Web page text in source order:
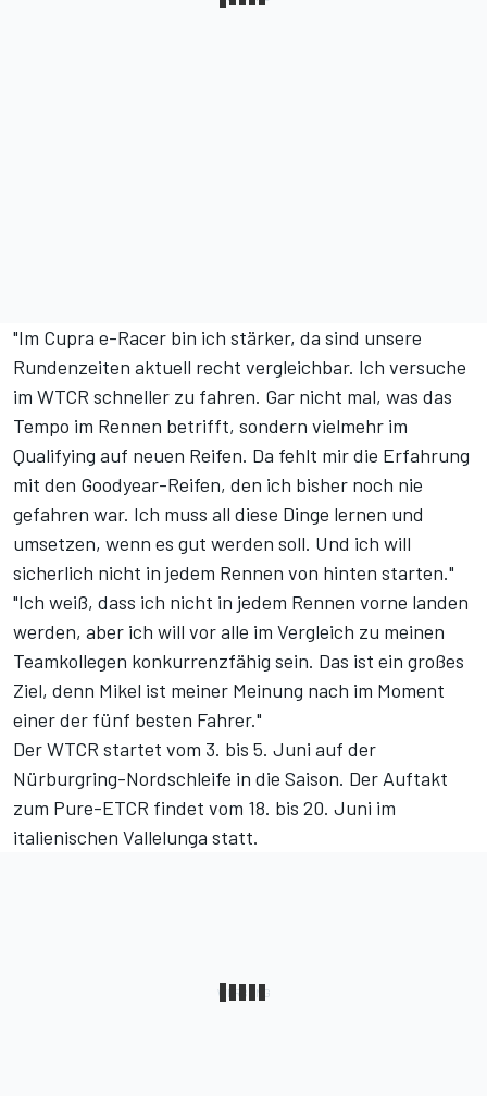
"Im Cupra e-Racer bin ich stärker, da sind unsere
Rundenzeiten aktuell recht vergleichbar. Ich versuche
im WTCR schneller zu fahren. Gar nicht mal, was das
Tempo im Rennen betrifft, sondern vielmehr im
Qualifying auf neuen Reifen. Da fehlt mir die Erfahrung
mit den Goodyear-Reifen, den ich bisher noch nie
gefahren war. Ich muss all diese Dinge lernen und
umsetzen, wenn es gut werden soll. Und ich will
sicherlich nicht in jedem Rennen von hinten starten."
"Ich weiß, dass ich nicht in jedem Rennen vorne landen
werden, aber ich will vor alle im Vergleich zu meinen
Teamkollegen konkurrenzfähig sein. Das ist ein großes
Ziel, denn Mikel ist meiner Meinung nach im Moment
einer der fünf besten Fahrer."
Der WTCR startet vom 3. bis 5. Juni auf der
Nürburgring-Nordschleife in die Saison. Der Auftakt
zum Pure-ETCR findet vom 18. bis 20. Juni im
italienischen Vallelunga statt.